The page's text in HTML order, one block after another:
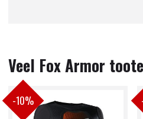
Veel Fox Armor
-10%